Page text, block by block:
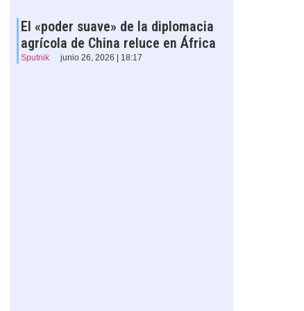
El «poder suave» de la diplomacia
agrícola de China reluce en África
Sputnik junio 26, 2026 | 18:17